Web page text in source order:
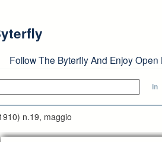
Follow The Byterfly And Enjoy Open
in
n.19, maggio